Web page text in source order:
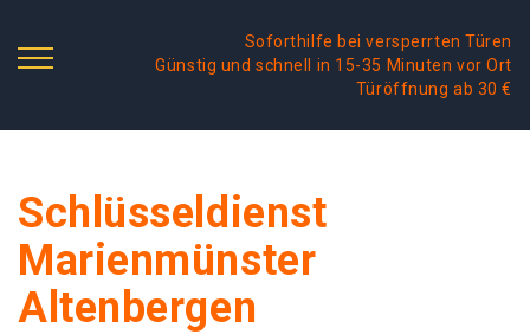
Soforthilfe bei versperrten Türen
Günstig und schnell in 15-35 Minuten vor Ort
Türöffnung ab 30 €
Schlüsseldienst
Marienmünster
Altenbergen